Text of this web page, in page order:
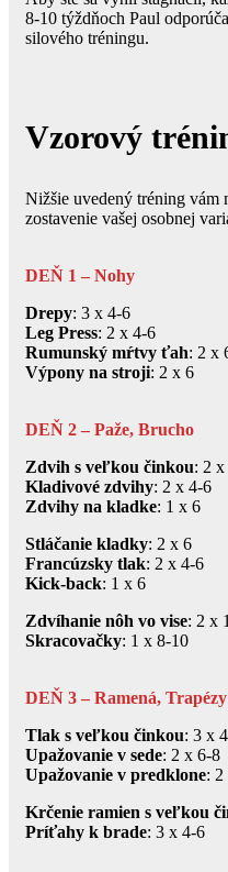
8-10 týždňoch Paul odporúča
silového tréningu.
Vzorový
Nižšie uvedený tréning vám
zostavenie vašej osobnej
DEŇ 1 – Nohy
Drepy: 3 x 4-6
Leg Press: 2 x 4-6
Rumunský mŕtvy ťah: 2 x
Výpony na stroji: 2 x 6
DEŇ 2 – Paže, Brucho
Zdvih s veľkou činkou: 2
Kladivové zdvihy: 2 x 4-6
Zdvihy na kladke: 1 x 6
Stláčanie kladky: 2 x 6
Francúzsky tlak: 2 x 4-6
Kick-back: 1 x 6
Zdvíhanie nôh vo vise: 2 x
Skracovačky: 1 x 8-10
DEŇ 3 – Ramená, Trapézy
Tlak s veľkou činkou: 3 x
Upažovanie v sede: 2 x 6-8
Upažovanie v predklone: 2
Krčenie ramien s veľkou
Príťahy k brade: 3 x 4-6